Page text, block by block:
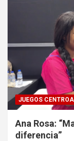
JUEGOS
Ana Rosa:
diferencia”